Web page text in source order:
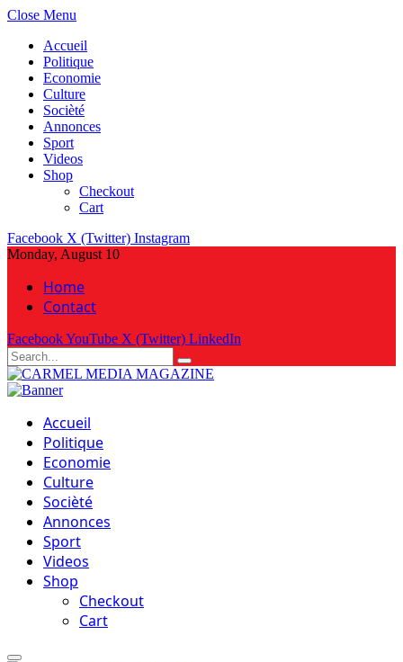
Close Menu
Accueil
Politique
Economie
Culture
Socièté
Annonces
Sport
Videos
Shop
Checkout
Cart
Facebook X (Twitter) Instagram
Monday, August 10
Home
Contact
FacebookYouTube X (Twitter) LinkedIn
Accueil
Politique
Economie
Culture
Socièté
Annonces
Sport
Videos
Shop
Checkout
Cart